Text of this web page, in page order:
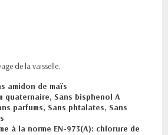
de la vaisselle.
amidon de maïs
quaternaire, Sans bisphenol A
parfums, Sans phtalates, Sans
à la norme EN-973(A): chlorure de